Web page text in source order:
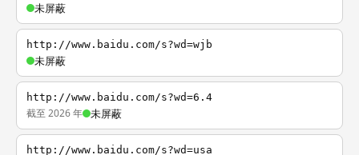
未屏蔽
http://www.baidu.com/s?wd=wjb
未屏蔽
http://www.baidu.com/s?wd=6.4
截至 2026 年 未屏蔽
http://www.baidu.com/s?wd=usa